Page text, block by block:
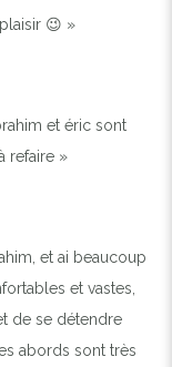
😉 »
et éric sont
refaire »
et ai beaucoup
et vastes,
de se détendre
abords sont très